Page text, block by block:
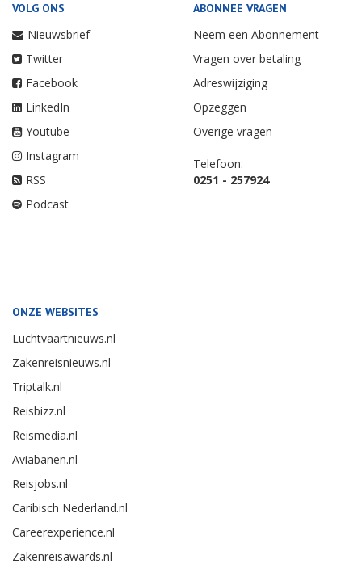
VOLG ONS
Nieuwsbrief
Twitter
Facebook
LinkedIn
Youtube
Instagram
RSS
Podcast
ABONNEE VRAGEN
Neem een Abonnement
Vragen over betaling
Adreswijziging
Opzeggen
Overige vragen
Telefoon:
0251 - 257924
ONZE WEBSITES
Luchtvaartnieuws.nl
Zakenreisnieuws.nl
Triptalk.nl
Reisbizz.nl
Reismedia.nl
Aviabanen.nl
Reisjobs.nl
Caribisch Nederland.nl
Careerexperience.nl
Zakenreisawards.nl